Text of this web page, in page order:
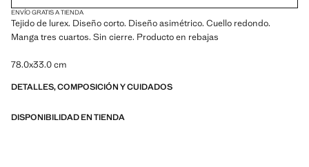
ENVÍO GRATIS A TIENDA
Tejido de lurex. Diseño corto. Diseño asimétrico. Cuello redondo.
Manga tres cuartos. Sin cierre. Producto en rebajas
78.0x33.0 cm
DETALLES, COMPOSICIÓN Y CUIDADOS
DISPONIBILIDAD EN TIENDA